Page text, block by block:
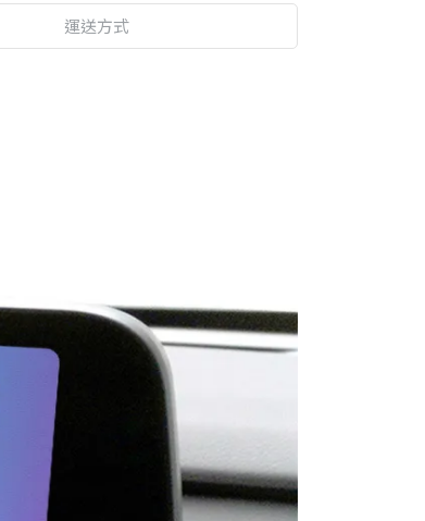
運送方式